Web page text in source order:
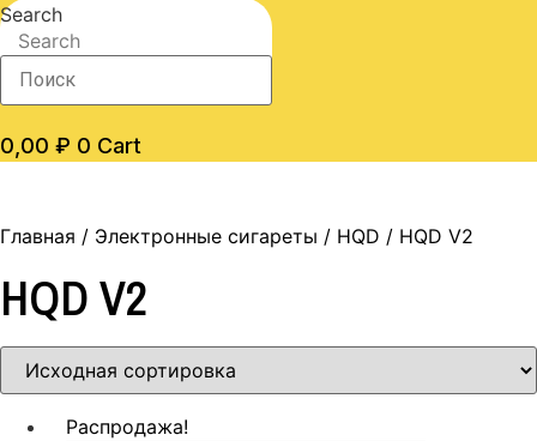
Search
Search
0,00 ₽ 0 Cart
Главная / Электронные сигареты / HQD / HQD V2
HQD V2
Распродажа!